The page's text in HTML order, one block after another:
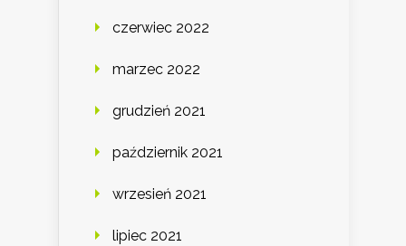
czerwiec 2022
marzec 2022
grudzień 2021
październik 2021
wrzesień 2021
lipiec 2021